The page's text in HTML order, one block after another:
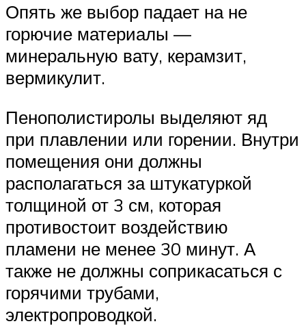
Опять же выбор падает на не
горючие материалы —
минеральную вату, керамзит,
вермикулит.
Пенополистиролы выделяют яд
при плавлении или горении. Внутри
помещения они должны
располагаться за штукатуркой
толщиной от 3 см, которая
противостоит воздействию
пламени не менее 30 минут. А
также не должны соприкасаться с
горячими трубами,
электропроводкой.